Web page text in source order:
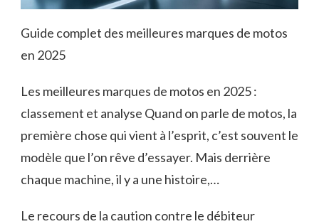
Guide complet des meilleures marques de motos
en 2025
Les meilleures marques de motos en 2025 :
classement et analyse Quand on parle de motos, la
première chose qui vient à l’esprit, c’est souvent le
modèle que l’on rêve d’essayer. Mais derrière
chaque machine, il y a une histoire,…
Le recours de la caution contre le débiteur